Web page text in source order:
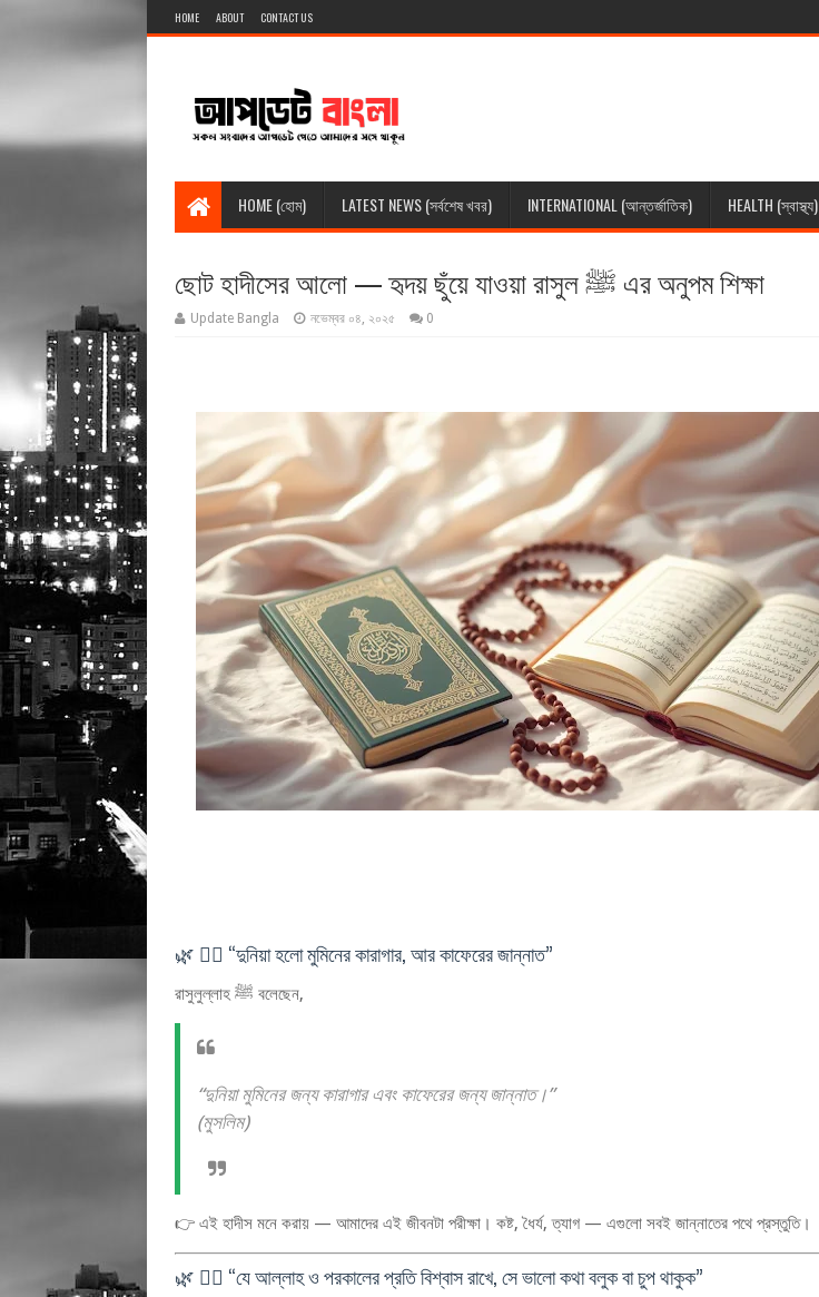
HOME ABOUT CONTACT US
HOME (হোম) LATEST NEWS (সর্বশেষ খবর) INTERNATIONAL (আন্তর্জাতিক) HEALTH (স্বাস্থ্য)
ছোট হাদীসের আলো — হৃদয় ছুঁয়ে যাওয়া রাসুল ﷺ এর অনুপম শিক্ষা
Update Bangla নভেম্বর ০৪, ২০২৫ 0
🌿 ১️⃣ “দুনিয়া হলো মুমিনের কারাগার, আর কাফেরের জান্নাত”
রাসুলুল্লাহ ﷺ বলেছেন,
“দুনিয়া মুমিনের জন্য কারাগার এবং কাফেরের জন্য জান্নাত।”
(মুসলিম)
👉 এই হাদীস মনে করায় — আমাদের এই জীবনটা পরীক্ষা। কষ্ট, ধৈর্য, ত্যাগ — এগুলো সবই জান্নাতের পথে প্রস্তুতি।
🌿 ২️⃣ “যে আল্লাহ ও পরকালের প্রতি বিশ্বাস রাখে, সে ভালো কথা বলুক বা চুপ থাকুক”